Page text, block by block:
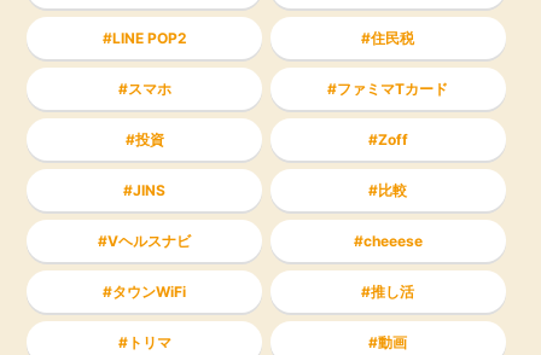
LINE POP2 住民税
スマホ ファミマTカード
投資 Zoff
JINS 比較
Vヘルスナビ cheeese
タウンWiFi 推し活
トリマ 動画